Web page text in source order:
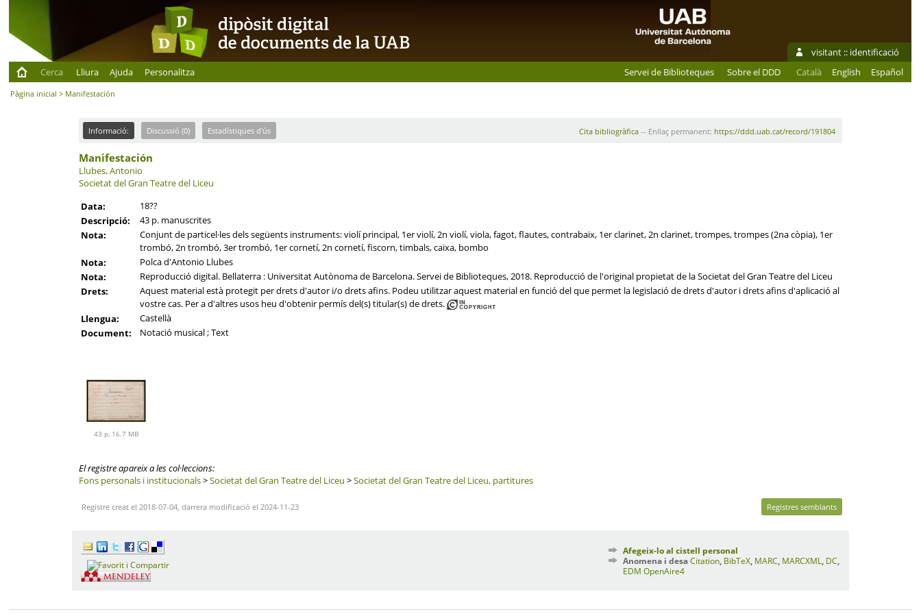
visitant :: identificació
Cerca
Lliura Ajuda Personalitza Servei de Biblioteques Sobre el DDD Català English Español
Pàgina inicial > Manifestación
Informació: Discussió (0) Estadístiques d'ús Cita bibliogràfica-- Enllaç permanent: https://ddd.uab.cat/record/191804
Manifestación
Llubes, Antonio
Societat del Gran Teatre del Liceu
Data:
18??
Descripció:
43 p. manuscrites
Nota:
Conjunt de particel·les dels següents instruments: violí principal, 1er violí, 2n violí, viola, fagot, flautes, contrabaix, 1er clarinet, 2n clarinet, trompes, trompes (2na còpia), 1er
trombó, 2n trombó, 3er trombó, 1er cornetí, 2n cornetí, fiscorn, timbals, caixa, bombo
Nota:
Polca d'Antonio Llubes
Nota:
Reproducció digital. Bellaterra : Universitat Autònoma de Barcelona. Servei de Biblioteques, 2018. Reproducció de l'original propietat de la Societat del Gran Teatre del Liceu
Drets:
Aquest material està protegit per drets d'autor i/o drets afins. Podeu utilitzar aquest material en funció del que permet la legislació de drets d'autor i drets afins d'aplicació al
vostre cas. Per a d'altres usos heu d'obtenir permís del(s) titular(s) de drets.
Llengua:
Castellà
Document:
Notació musical ; Text
43 p, 16.7 MB
El registre apareix a les col·leccions:
Fons personals i institucionals>Societat del Gran Teatre del Liceu >Societat del Gran Teatre del Liceu, partitures
Registre creat el 2018-07-04, darrera modificació el 2024-11-23 Registres semblants
Afegeix-lo al cistell personal
Anomena i desaCitation BibTeX MARC MARCXML DC
EDM OpenAire4